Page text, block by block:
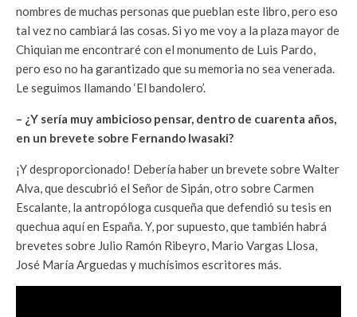
nombres de muchas personas que pueblan este libro, pero eso
tal vez no cambiará las cosas. Si yo me voy a la plaza mayor de
Chiquian me encontraré con el monumento de Luis Pardo,
pero eso no ha garantizado que su memoria no sea venerada.
Le seguimos llamando ‘El bandolero’.
– ¿Y sería muy ambicioso pensar, dentro de cuarenta años,
en un brevete sobre Fernando Iwasaki?
¡Y desproporcionado! Debería haber un brevete sobre Walter
Alva, que descubrió el Señor de Sipán, otro sobre Carmen
Escalante, la antropóloga cusqueña que defendió su tesis en
quechua aquí en España. Y, por supuesto, que también habrá
brevetes sobre Julio Ramón Ribeyro, Mario Vargas Llosa,
José María Arguedas y muchísimos escritores más.